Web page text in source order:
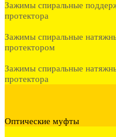
Зажимы спиральные
протектора
Зажимы спиральные
протектором
Зажимы спиральные
протектора
Оптические муфты